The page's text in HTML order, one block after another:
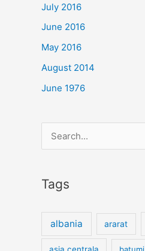
July 2016
June 2016
May 2016
August 2014
June 1976
Search
for:
Tags
albania ararat